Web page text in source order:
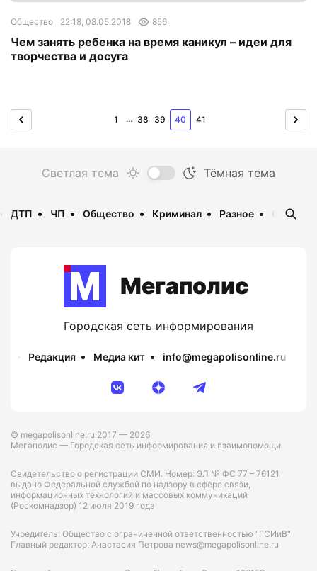
Общество 22:18, 08.05.2018 856
Чем занять ребенка на время каникул – идеи для
творчества и досуга
1 … 38 39 40 41
ДТП ЧП Общество Криминал Разное
Мегаполис
Городская сеть информирования
Редакция Медиа кит info@megapolisonline.ru
© megapolisonline.ru 2017 — 2026
Мегаполис — Городская сеть информирования и взаимопомощи
Свидетельство о регистрации СМИ. Номер: ЭЛ № ФС 77 – 76121
выдано Федеральной службой по надзору в сфере связи,
информационных технологий и массовых коммуникаций
(Роскомнадзор) 12 июля 2019 года
Учредитель: Общество с ограниченной ответственностью "ГСИиВ"
Главный редактор: Анастасия Петрова news@megapolisonline.ru